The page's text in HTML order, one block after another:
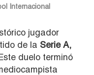
Internacional
jugador
de la Serie A,
duelo terminó